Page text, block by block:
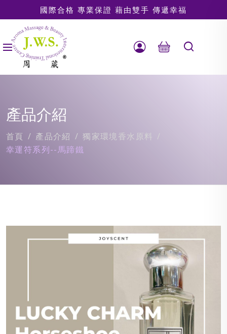
國際合格 專業保證 藉由雙手 傳遞幸福
產品介紹
首頁 產品介紹
獨家環境香水原料
幸運符系列--馬蹄鐵